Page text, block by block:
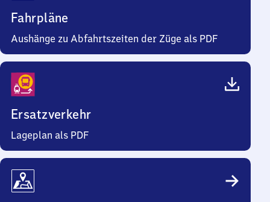
Fahrpläne
Aushänge zu Abfahrtszeiten der Züge als PDF
Ersatzverkehr
Lageplan als PDF